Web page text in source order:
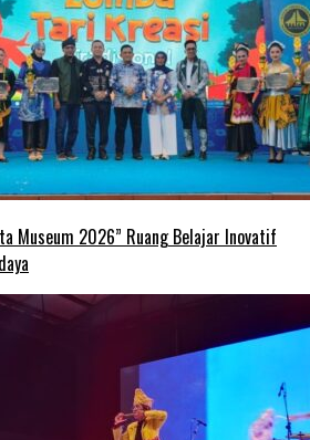
Museum 2026” Ruang Belajar Inovatif